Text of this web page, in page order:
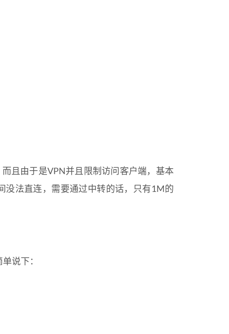
且由于是VPN并且限制访问客户端，基本
没法直连，需要通过中转的话，只有1M的
说下：